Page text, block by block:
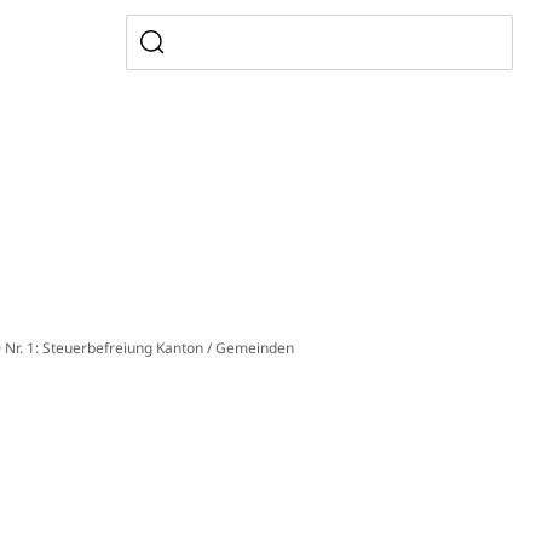
Nr. 1: Steuerbefreiung Kanton / Gemeinden
AHV-Altersrente (WAS Luzern)
Erwerbsunfähigkeit, Behinderte
Erbe, Nachwuchsförderung, Vermittlung, Selektive
Bildende Kunst, Angewandte Kunst,